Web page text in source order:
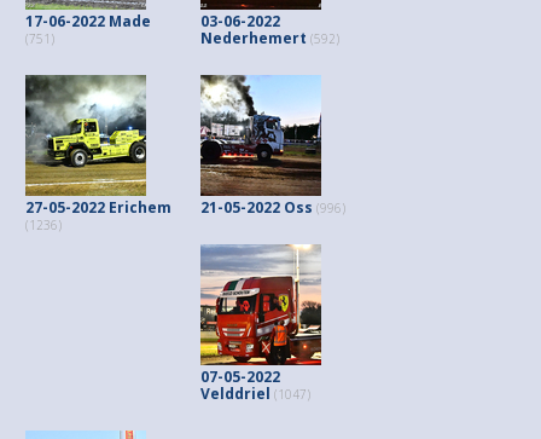
17-06-2022 Made
(751)
03-06-2022
Nederhemert (592)
27-05-2022 Erichem
(1236)
21-05-2022 Oss (996)
07-05-2022
Velddriel (1047)